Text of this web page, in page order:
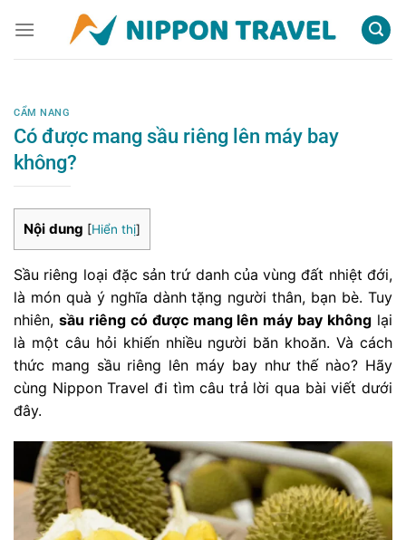
đến
nội
CẨM NANG
Có được mang sầu riêng lên máy bay
không?
Nội dung [Hiển thị]
Sầu riêng loại đặc sản trứ danh của vùng đất nhiệt đới,
là món quà ý nghĩa dành tặng người thân, bạn bè. Tuy
nhiên, sầu riêng có được mang lên máy bay không lại
là một câu hỏi khiến nhiều người băn khoăn. Và cách
thức mang sầu riêng lên máy bay như thế nào? Hãy
cùng Nippon Travel đi tìm câu trả lời qua bài viết dưới
đây.